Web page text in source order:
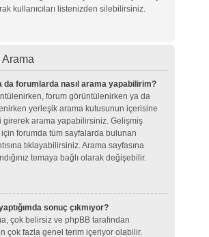
kullanıcıları listenizden silebilirsiniz.
da forumlarda nasıl arama yapabilirim?
forum görüntülenirken ya da
yerleşik arama kutusunun içerisine
girerek arama yapabilirsiniz. Gelişmiş
forumda tüm sayfalarda bulunan
tıklayabilirsiniz. Arama sayfasına
temaya bağlı olarak değişebilir.
sonuç çıkmıyor?
çok belirsiz ve phpBB tarafından
çok fazla genel terim içeriyor olabilir.